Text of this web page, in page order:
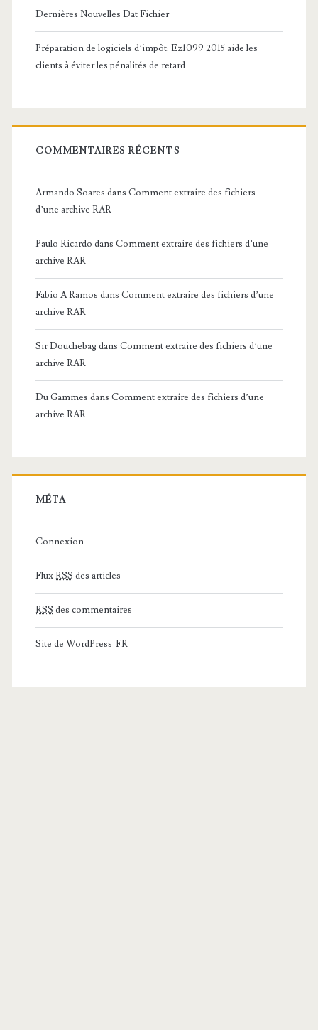
Dernières Nouvelles Dat Fichier
Préparation de logiciels d’impôt: Ez1099 2015 aide les
clients à éviter les pénalités de retard
COMMENTAIRES RÉCENTS
Armando Soares dans Comment extraire des fichiers
d’une archive RAR
Paulo Ricardo dans Comment extraire des fichiers d’une
archive RAR
Fabio A Ramos dans Comment extraire des fichiers d’une
archive RAR
Sir Douchebagdans Comment extraire des fichiers d’une
archive RAR
Du Gammes dans Comment extraire des fichiers d’une
archive RAR
MÉTA
Connexion
FluxRSS des articles
RSS des commentaires
Site de WordPress-FR